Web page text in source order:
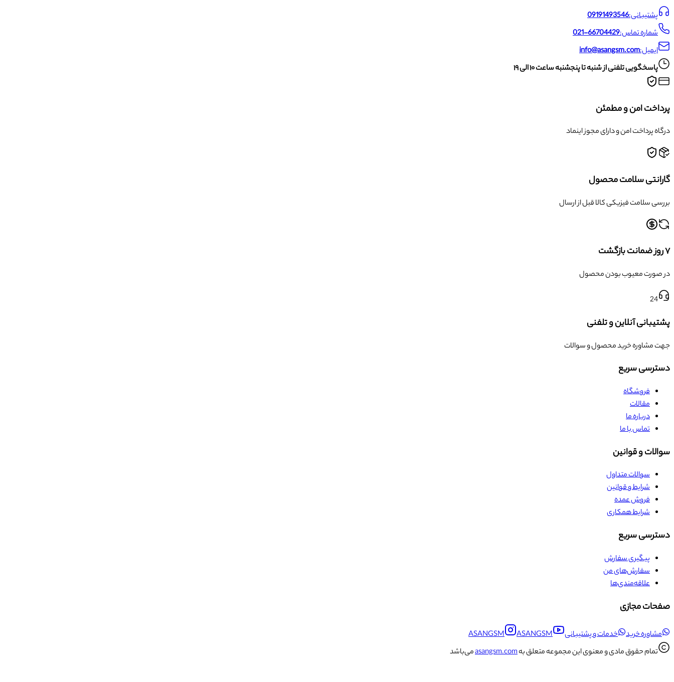
پشتیبانی:09191493546
شماره تماس:021-66704429
ایمیل:info@asangsm.com
پاسخگویی تلفنی از شنبه تا پنجشنبه ساعت ۱۰ الی ۱۹
پرداخت امن و مطمئن
درگاه پرداخت امن و دارای مجوز اینماد
گارانتی سلامت محصول
بررسی سلامت فیزیکی کالا قبل از ارسال
۷ روز ضمانت بازگشت
در صورت معیوب بودن محصول
24
پشتیبانی آنلاین و تلفنی
جهت مشاوره خرید محصول و سوالات
دسترسی سریع
فروشگاه
مقالات
درباره ما
تماس با ما
سوالات و قوانین
سوالات متداول
شرایط و قوانین
فروش عمده
شرایط همکاری
دسترسی سریع
پیگیری سفارش
سفارش‌های من
علاقه‌مندی‌ها
صفحات مجازی
مشاوره خرید خدمات و پشتیبانی ASANGSM
ASANGSM
تمام حقوق مادی و معنوی این مجموعه متعلق بهasangsm.comمی‌باشد